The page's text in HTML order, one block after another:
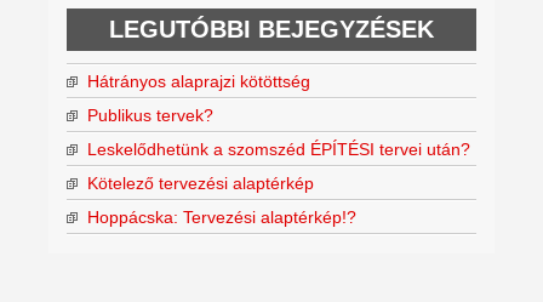
LEGUTÓBBI BEJEGYZÉSEK
Hátrányos alaprajzi kötöttség
Publikus tervek?
Leskelődhetünk a szomszéd ÉPÍTÉSI tervei után?
Kötelező tervezési alaptérkép
Hoppácska: Tervezési alaptérkép!?